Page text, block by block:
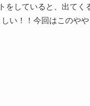
をしていると、出て
い！！今回はこのや